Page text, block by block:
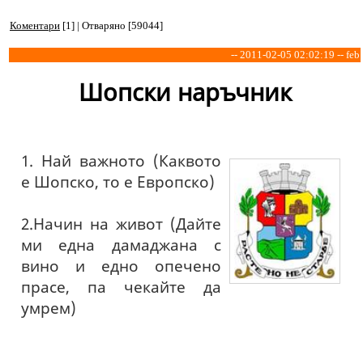
Коментари [1] | Отваряно [59044]
-- 2011-02-05 02:02:19 -- feb
Шопски наръчник
1. Най важното (Каквото
е Шопско, то е Европско)
2.Начин на живот (Дайте
ми една дамаджана с
вино и едно опечено
прасе, па чекайте да
умрем)